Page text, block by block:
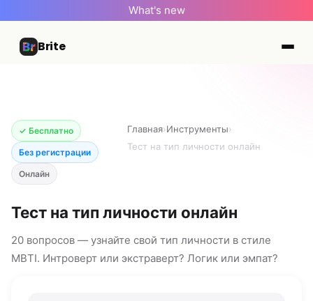
What's new
Brite
Главная›Инструменты›
Тест на тип личности онлайн
✓ Бесплатно
Без регистрации
Онлайн
Тест на тип личности онлайн
20 вопросов — узнайте свой тип личности в стиле
MBTI. Интроверт или экстраверт? Логик или эмпат?